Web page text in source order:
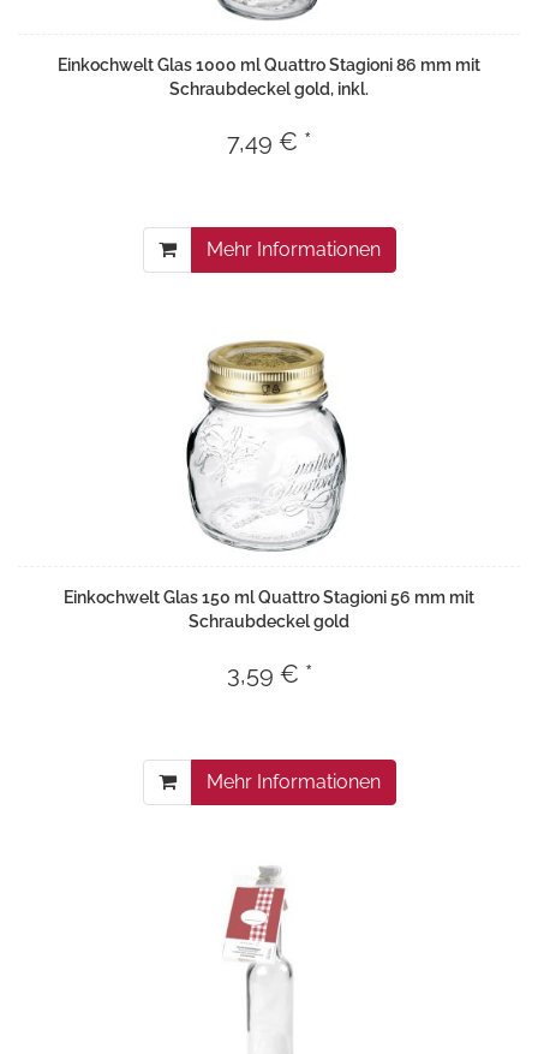
Einkochwelt Glas 1000 ml Quattro Stagioni 86 mm mit
Schraubdeckel gold, inkl.
7,49 € *
Mehr Informationen
Einkochwelt Glas 150 ml Quattro Stagioni 56 mm mit
Schraubdeckel gold
3,59 € *
Mehr Informationen